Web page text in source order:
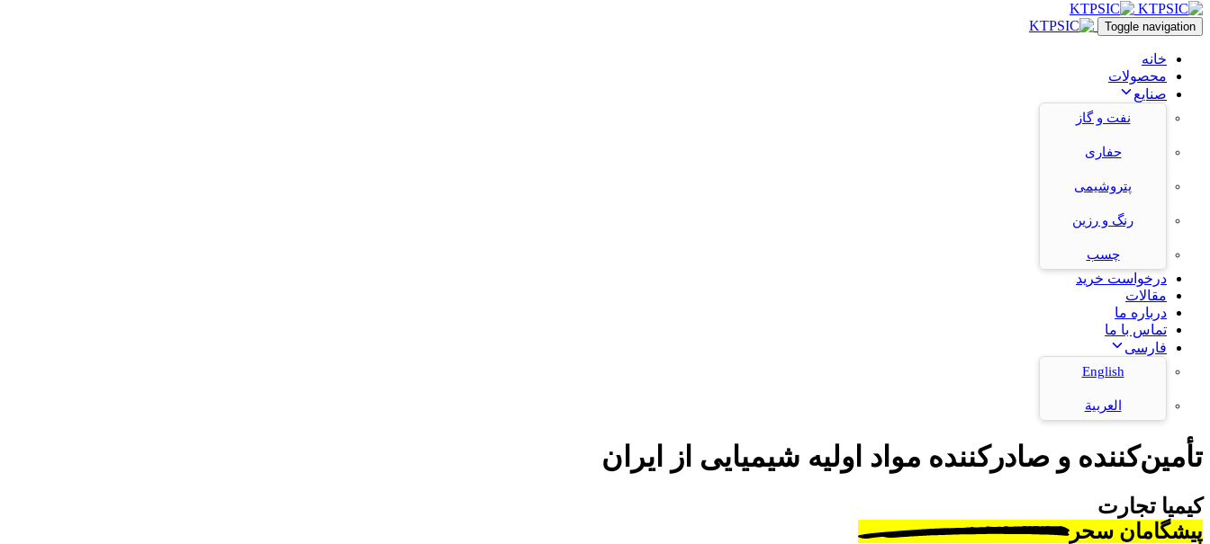
Toggle navigation
خانه
محصولات
صنایع
نفت و گاز
حفاری
پتروشیمی
رنگ و رزین
چسب
درخواست خرید
مقالات
درباره ما
تماس با ما
فارسی
English
العربية
تأمین‌کننده و صادرکننده مواد اولیه شیمیایی از ایران
کیمیا تجارت
پیشگامان سحر